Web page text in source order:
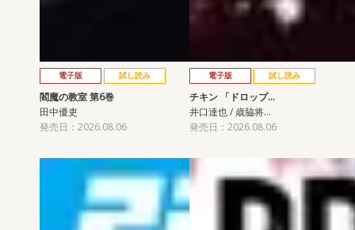
電子版 試し読み
閻魔の教室 第6巻
田中優吏
発売日：2026.08.06
電子版 試し読み
チキン 「ドロップ…
井口達也 / 歳脇将…
発売日：2026.08.06